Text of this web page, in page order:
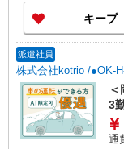
キープ
派遣社員
株式会社kotrio /●OK-
3
通